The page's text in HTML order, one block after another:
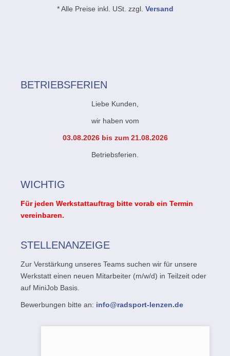
* Alle Preise inkl. USt. zzgl. Versand
BETRIEBSFERIEN
Liebe Kunden,
wir haben vom
03.08.2026 bis zum 21.08.2026
Betriebsferien.
WICHTIG
Für jeden Werkstattauftrag bitte vorab ein Termin
vereinbaren.
STELLENANZEIGE
Zur Verstärkung unseres Teams suchen wir für unsere
Werkstatt einen neuen Mitarbeiter (m/w/d) in Teilzeit oder
auf MiniJob Basis.
Bewerbungen bitte an: info@radsport-lenzen.de